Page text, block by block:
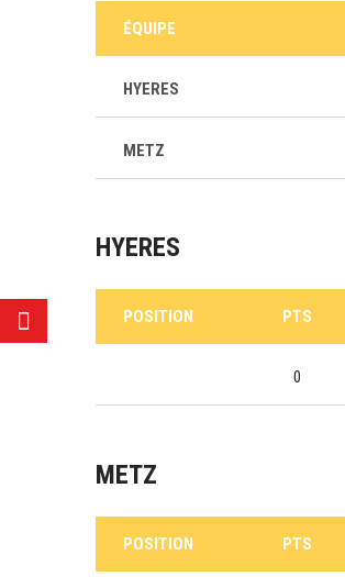
ÉQUIPE
HYERES
METZ
HYERES
POSITION PTS
0
METZ
POSITION PTS